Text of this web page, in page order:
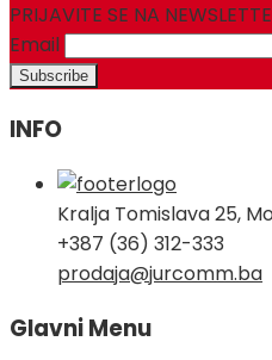
PRIJAVITE SE NA
Email
INFO
Kralja Tomislava 25,
+387 (36) 312-333
prodaja@jurcomm.ba
Glavni Menu